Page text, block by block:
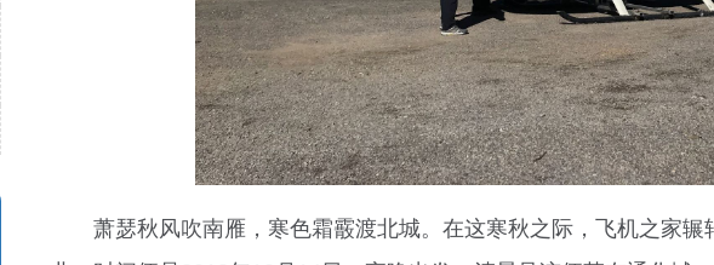
萧瑟秋风吹南雁，寒色霜霰渡北城。在这寒秋之际，飞机之家